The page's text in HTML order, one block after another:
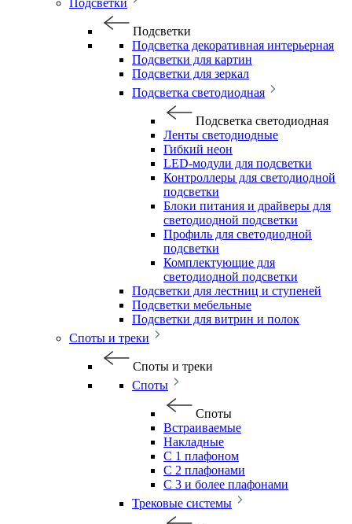
Подсветки
Подсветки
Подсветка декоративная интерьерная
Подсветки для картин
Подсветки для зеркал
Подсветка светодиодная
Подсветка светодиодная
Ленты светодиодные
Гибкий неон
LED-модули для подсветки
Контроллеры для светодиодной
подсветки
Блоки питания и драйверы для
светодиодной подсветки
Профиль для светодиодной
подсветки
Комплектующие для
светодиодной подсветки
Подсветки для лестниц и ступеней
Подсветки мебельные
Подсветки для витрин и полок
Споты и треки
Споты и треки
Споты
Споты
Встраиваемые
Накладные
С 1 плафоном
С 2 плафонами
С 3 и более плафонами
Трековые системы